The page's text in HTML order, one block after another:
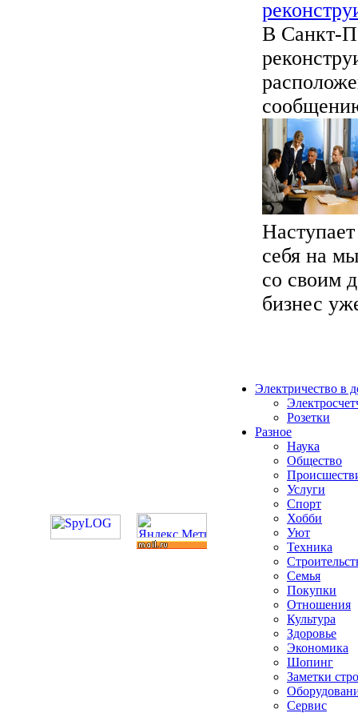
В Санкт-
себя на
со своим
бизнес
Электричество в
Розетки
Разное
Наука
Общество
Услуги
Спорт
Хобби
Уют
Техника
Семья
Покупки
Отношения
Культура
Здоровье
Экономика
Шопинг
Заметки
Сервис